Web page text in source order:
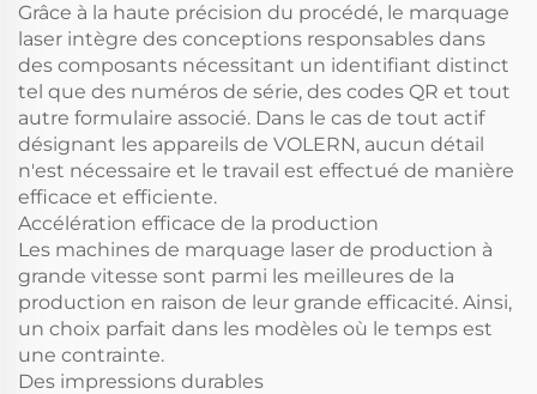
Grâce à la haute précision du procédé, le marquage
laser intègre des conceptions responsables dans
des composants nécessitant un identifiant distinct
tel que des numéros de série, des codes QR et tout
autre formulaire associé. Dans le cas de tout actif
désignant les appareils de VOLERN, aucun détail
n'est nécessaire et le travail est effectué de manière
efficace et efficiente.
Accélération efficace de la production
Les machines de marquage laser de production à
grande vitesse sont parmi les meilleures de la
production en raison de leur grande efficacité. Ainsi,
un choix parfait dans les modèles où le temps est
une contrainte.
Des impressions durables